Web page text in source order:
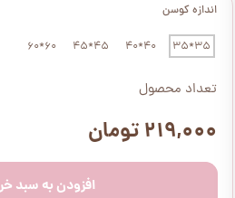
اندازه کوسن
35*35
40*40
45*45
60*60
تعداد محصول
۲۱۹,۰۰۰ تومان
افزودن به سبد